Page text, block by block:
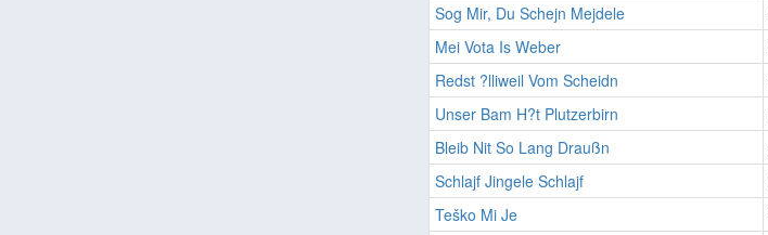
Sog Mir, Du Schejn Mejdele
Mei Vota Is Weber
Redst ?lliweil Vom Scheidn
Unser Bam H?t Plutzerbirn
Bleib Nit So Lang Draußn
Schlajf Jingele Schlajf
Teško Mi Je